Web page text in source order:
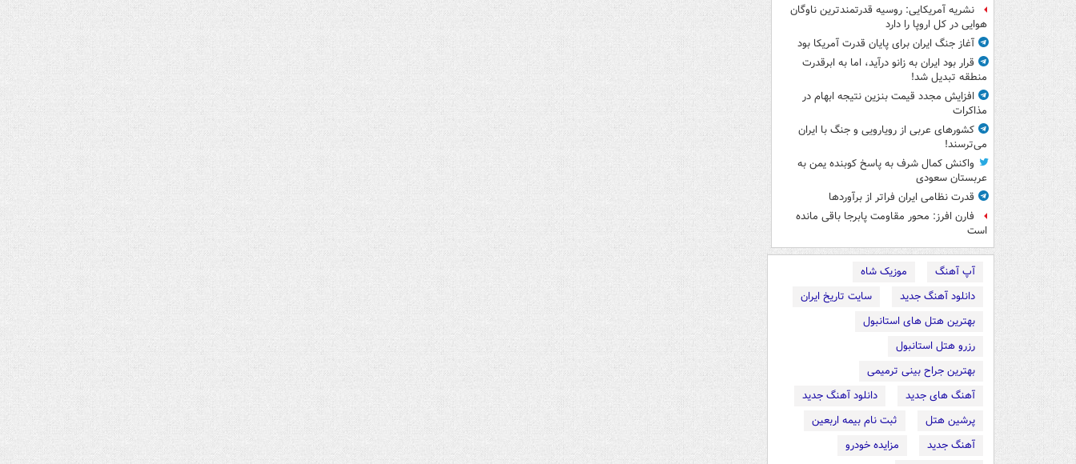
نشریه آمریکایی: روسیه قدرتمندترین ناوگان
هوایی در کل اروپا را دارد
آغاز جنگ ایران برای پایان قدرت آمریکا بود
قرار بود ایران به زانو درآید، اما به ابرقدرت
منطقه تبدیل شد!
افزایش مجدد قیمت بنزین نتیجه ابهام در
مذاکرات
کشورهای عربی از رویارویی و جنگ با ایران
می‌ترسند!
واکنش کمال شرف به پاسخ کوبنده یمن به
عربستان سعودی
قدرت نظامی ایران فراتر از برآوردها
فارن افرز: محور مقاومت پابرجا باقی مانده
است
آپ آهنگ
موزیک شاه
دانلود آهنگ جدید
سایت تاریخ ایران
بهترین هتل های استانبول
رزرو هتل استانبول
بهترین جراح بینی ترمیمی
آهنگ های جدید
دانلود آهنگ جدید
پرشین هتل
ثبت نام بیمه اربعین
آهنگ جدید
مزایده خودرو